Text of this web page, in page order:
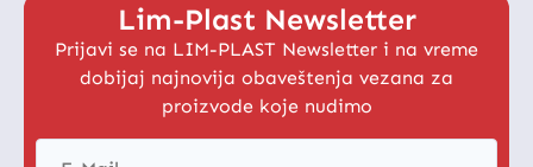
Lim-Plast Newsletter
Prijavi se na LIM-PLAST Newsletter i na vreme
dobijaj najnovija obaveštenja vezana za
proizvode koje nudimo